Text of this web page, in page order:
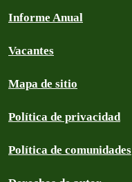
Informe Anual
Vacantes
Mapa de sitio
Política de privacidad
Política de comunidades